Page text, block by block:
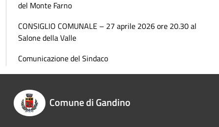
del Monte Farno
CONSIGLIO COMUNALE – 27 aprile 2026 ore 20.30 al
Salone della Valle
Comunicazione del Sindaco
Comune di Gandino